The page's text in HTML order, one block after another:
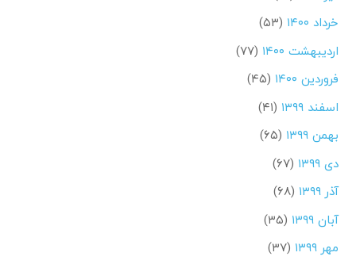
خرداد ۱۴۰۰
(۵۳)
اردیبهشت ۱۴۰۰
(۷۷)
فروردین ۱۴۰۰
(۴۵)
اسفند ۱۳۹۹
(۴۱)
بهمن ۱۳۹۹
(۶۵)
دی ۱۳۹۹
(۶۷)
آذر ۱۳۹۹
(۶۸)
آبان ۱۳۹۹
(۳۵)
مهر ۱۳۹۹
(۳۷)